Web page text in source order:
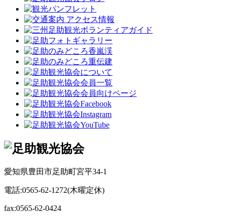
愛知県豊田市足助町宮平34-1
電話:0565-62-1272(木曜定休)
fax:0565-62-0424